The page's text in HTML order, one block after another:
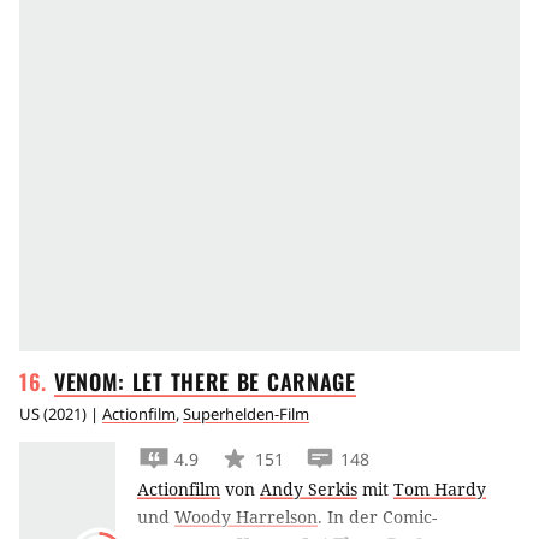
VENOM: LET THERE BE CARNAGE
US(2021) | Actionfilm,Superhelden-Film
4.9 151
148
Actionfilm von Andy Serkis mit Tom Hardy
und Woody Harrelson. In der Comic-